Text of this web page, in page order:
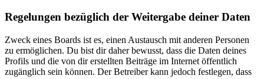
Regelungen bezüglich der Weitergabe deiner Daten
Zweck eines Boards ist es, einen Austausch mit anderen Personen
zu ermöglichen. Du bist dir daher bewusst, dass die Daten deines
Profils und die von dir erstellten Beiträge im Internet öffentlich
zugänglich sein können. Der Betreiber kann jedoch festlegen, dass